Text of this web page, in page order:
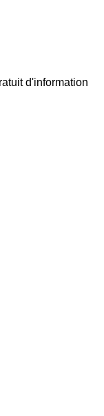
d'information